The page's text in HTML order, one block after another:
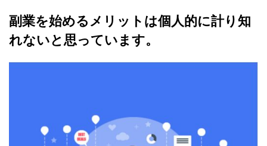
副業を始めるメリットは個人的に計り知
れないと思っています。